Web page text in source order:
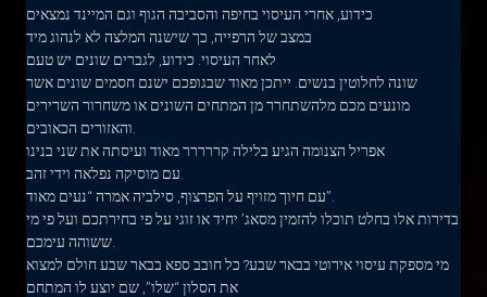
כידוע, אחרי העיסוי בחיפה והסביבה הגוף וגם המיינד נמצאים
במצב של הרפייה, כך שישנה המלצה לא לנהוג מיד
לאחר העיסוי. כידוע, לגברים שונים יש טעם
שונה לחלוטין בנשים. ייתכן מאוד שבגופכם ישנם חסמים שונים אשר
מונעים מכם מלהשתחרר מן המתחים השונים או משחרור השרירים
אפריל הצנומה הגיע בלילה קררררר מאוד ועיסתה את שני בנינו
עם חיוך מזויף על הפרצוף, סילביה אמרה “נעים מאוד”.
בדירות אלו בחלט תוכלו להזמין מסאג’ יחיד או זוגי על פי בחירתכם ועל פי מי
מי מספקת עיסוי אירוטי בבאר שבע? כל חובב ספא בבאר שבע חולם למצוא
את הסלון “שלו”, שם יוצע לו המתחם